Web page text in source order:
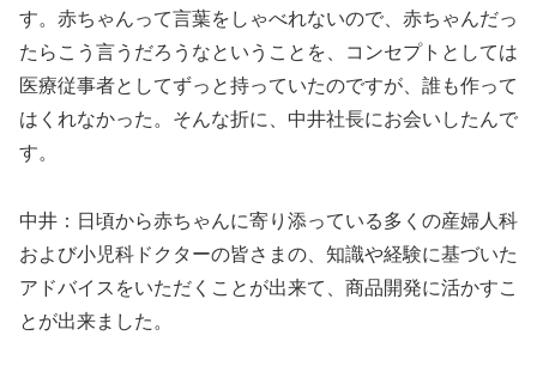
す。赤ちゃんって言葉をしゃべれないので、赤ちゃんだっ
たらこう言うだろうなということを、コンセプトとしては
医療従事者としてずっと持っていたのですが、誰も作って
はくれなかった。そんな折に、中井社長にお会いしたんで
す。
中井：日頃から赤ちゃんに寄り添っている多くの産婦人科
および小児科ドクターの皆さまの、知識や経験に基づいた
アドバイスをいただくことが出来て、商品開発に活かすこ
とが出来ました。